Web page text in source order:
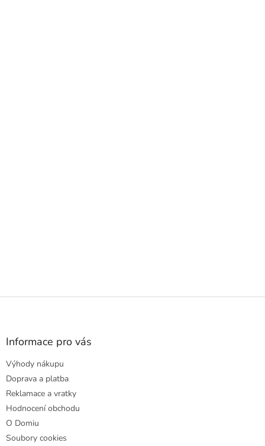
Z
Informace pro vás
Výhody nákupu
Doprava a platba
Reklamace a vratky
Hodnocení obchodu
O Domiu
Soubory cookies